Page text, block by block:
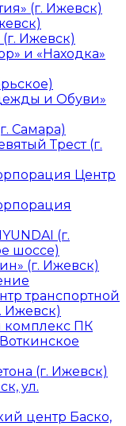
(г. Ижевск)
Ижевск)
и «Находка»
и Обуви»
Самара)
Трест (г.
Центр
(г.
шоссе)
(г. Ижевск)
транспортной
Ижевск)
комплекс ПК
(г. Ижевск)
ул.
центр Баско,